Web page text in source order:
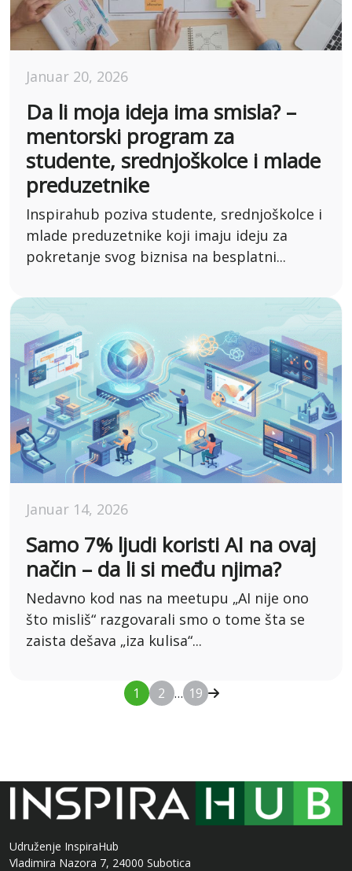
Januar 20, 2026
Da li moja ideja ima smisla? –
mentorski program za
studente, srednjoškolce i mlade
preduzetnike
Inspirahub poziva studente, srednjoškolce i
mlade preduzetnike koji imaju ideju za
pokretanje svog biznisa na besplatni...
Januar 14, 2026
Samo 7% ljudi koristi AI na ovaj
način – da li si među njima?
Nedavno kod nas na meetupu „AI nije ono
što misliš“ razgovarali smo o tome šta se
zaista dešava „iza kulisa“...
1 2 … 19
Udruženje InspiraHub
Vladimira Nazora 7, 24000 Subotica